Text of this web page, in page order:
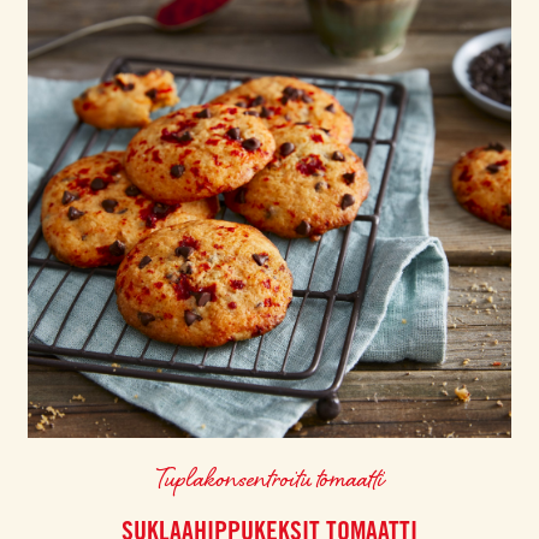
Tuplakonsentroitu tomaatti
SUKLAAHIPPUKEKSIT TOMAATTI